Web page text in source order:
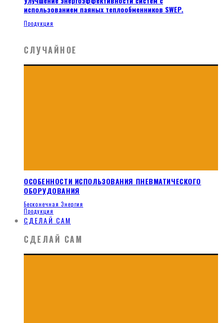
использованием паяных теплообменников SWEP.
Продукция
СЛУЧАЙНОЕ
ОСОБЕННОСТИ ИСПОЛЬЗОВАНИЯ ПНЕВМАТИЧЕСКОГО
ОБОРУДОВАНИЯ
Бесконечная Энергия
Продукция
СДЕЛАЙ САМ
СДЕЛАЙ САМ